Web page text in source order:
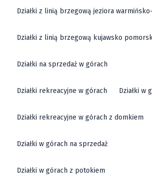
Działki z linią brzegową jeziora
Działki z linią brzegową kujawsko
Działki na sprzedaż w górach
Działki rekreacyjne w górach Działki w
Działki rekreacyjne w górach z domkiem
Działki w górach na sprzedaż
Działki w górach z potokiem